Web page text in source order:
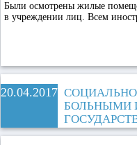
Были осмотрены жилые
в учреждении лиц. Всем
20.04.2017
БОЛЬНЫМИ